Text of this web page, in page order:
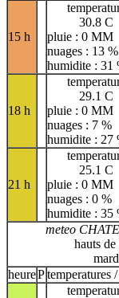
15 h
30.8 C
pluie : 0 MM
nuages : 13 %
humidite : 31
18 h
29.1 C
pluie : 0 MM
nuages : 7 %
humidite : 27
21 h
25.1 C
pluie : 0 MM
nuages : 0 %
humidite : 35
meteo
hauts
heurePtemperatures